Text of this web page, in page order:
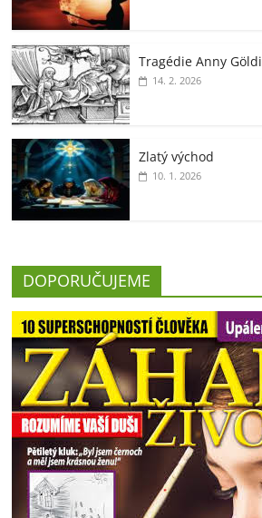
Tragédie Anny Göldi
14. 2. 2026
Zlatý východ
10. 1. 2026
DOPORUČUJEME